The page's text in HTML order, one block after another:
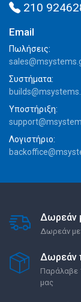
210
Email
Πωλήσεις:
Συστήματα:
Υποστήριξη:
Λογιστήριο:
Δωρεάν
Δωρεάν
Δωρεάν
Παράλαβε
μας